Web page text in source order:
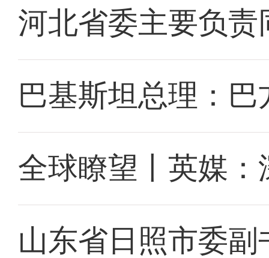
河北省委主要负
巴基斯坦总理：
全球瞭望丨英媒
山东省日照市委